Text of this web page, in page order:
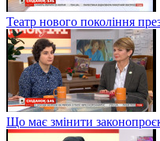
Театр нового покоління
Що має змінити